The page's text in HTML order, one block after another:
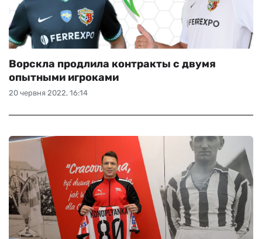
20 червня 2022, 16:14
Ворскла продлила контракты с двумя
опытными игроками